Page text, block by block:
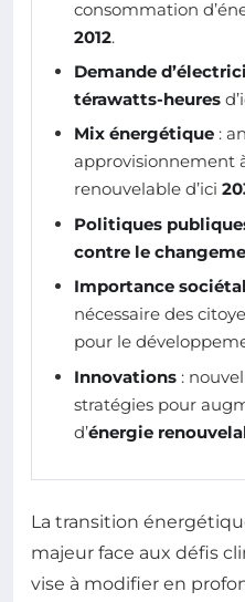
consommation
2012.
Demande
térawatts-heures
Mix énergétique :
approvisionnement
renouvelable d’ici
Politiques
contre le
Importance
nécessaire des
pour le
Innovations :
stratégies pour
d’énergie
La transition
majeur face aux défis
vise à modifier en